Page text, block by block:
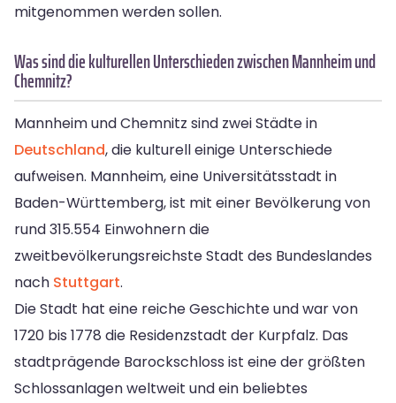
mitgenommen werden sollen.
Was sind die kulturellen Unterschieden zwischen Mannheim und
Chemnitz?
Mannheim und Chemnitz sind zwei Städte in
Deutschland, die kulturell einige Unterschiede
aufweisen. Mannheim, eine Universitätsstadt in
Baden-Württemberg, ist mit einer Bevölkerung von
rund 315.554 Einwohnern die
zweitbevölkerungsreichste Stadt des Bundeslandes
nach Stuttgart.
Die Stadt hat eine reiche Geschichte und war von
1720 bis 1778 die Residenzstadt der Kurpfalz. Das
stadtprägende Barockschloss ist eine der größten
Schlossanlagen weltweit und ein beliebtes